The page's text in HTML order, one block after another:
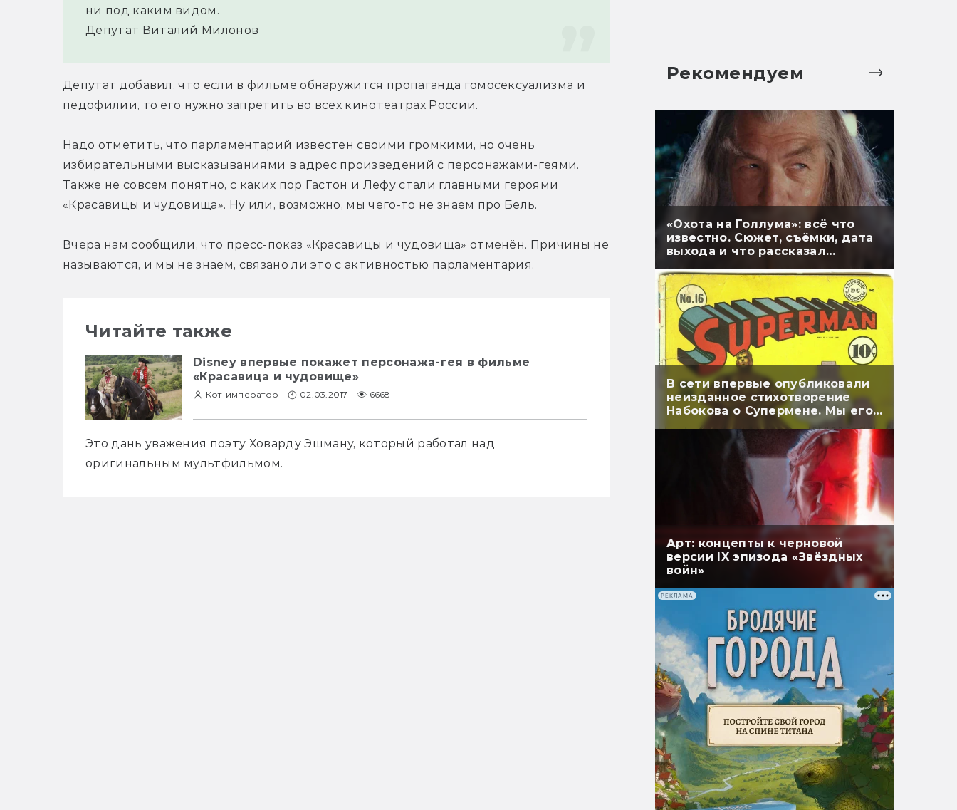
ни под каким видом.
Депутат Виталий Милонов
Депутат добавил, что если в фильме обнаружится пропаганда гомосексуализма и
педофилии, то его нужно запретить во всех кинотеатрах России.
Надо отметить, что парламентарий известен своими громкими, но очень
избирательными высказываниями в адрес произведений с персонажами-геями.
Также не совсем понятно, с каких пор Гастон и Лефу стали главными героями
«Красавицы и чудовища». Ну или, возможно, мы чего-то не знаем про Бель.
Вчера нам сообщили, что пресс-показ «Красавицы и чудовища» отменён. Причины не
называются, и мы не знаем, связано ли это с активностью парламентария.
Читайте также
Disney впервые покажет персонажа-гея в фильме
«Красавица и чудовище»
Кот-император 02.03.2017 6668
Это дань уважения поэту Ховарду Эшману, который работал над
оригинальным мультфильмом.
Рекомендуем
«Охота на Голлума»: всё что
известно. Сюжет, съёмки, дата
выхода и что рассказал
В сети впервые опубликовали
неизданное стихотворение
Набокова о Супермене. Мы его
перевели
Арт: концепты к черновой
версии IX эпизода «Звёздных
войн»
РЕКЛАМА